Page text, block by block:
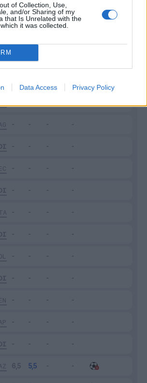
of Collection, Use,
and/or Sharing of my
that Is Unrelated with the
it was collected.
Data Access Privacy Policy